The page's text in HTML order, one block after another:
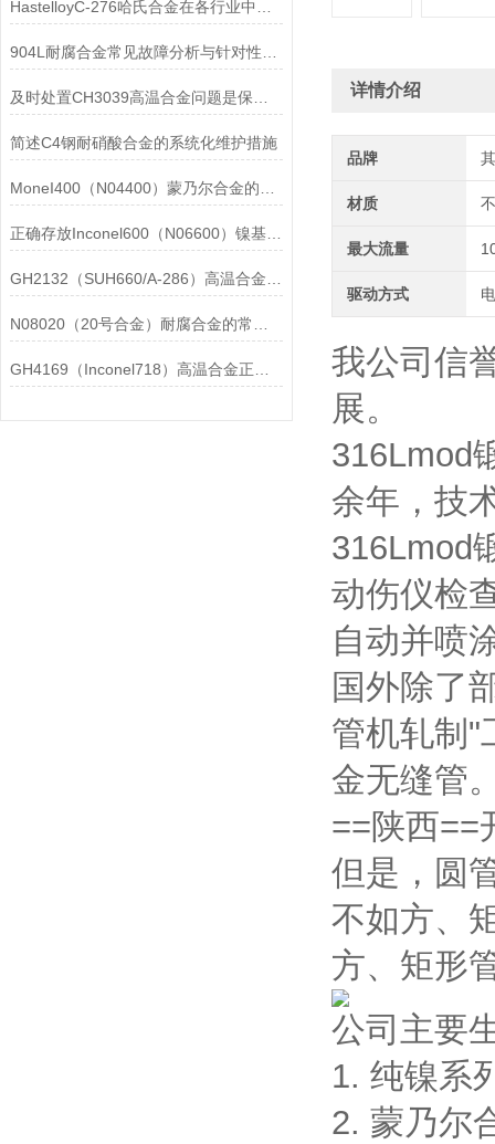
简述C4钢耐硝酸合金的系统化维护措施
正确存放Inconel600（N06600）镍基合金的重要性介绍
详情介绍
品牌
材质
最大流量
驱动方式
我公司信
展。
316Lmod
余年，技
316Lmod
动伤仪检
自动并喷
国外除了
管机轧制"
金无缝管
==陕西==
但是，圆
不如方、
方、矩形
公司主要
1. 纯镍系
2. 蒙乃尔